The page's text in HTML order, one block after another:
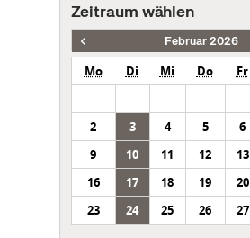
Zeitraum wählen
Februar 2026
Mo Di Mi Do Fr
2
3 4 5 6
9
10 11 12 13
16
17 18 19 20
23
24 25 26 27